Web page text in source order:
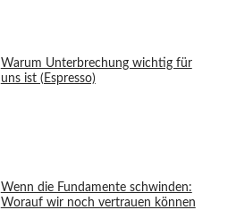
Warum Unterbrechung wichtig für
uns ist (Espresso)
Wenn die Fundamente schwinden:
Worauf wir noch vertrauen können